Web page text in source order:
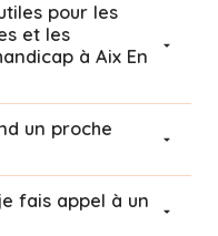
pour les
et les
à Aix En
un proche
fais appel à un